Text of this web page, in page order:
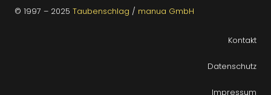
© 1997 – 2025 Taubenschlag / manua GmbH
Kontakt
Datenschutz
Impressum